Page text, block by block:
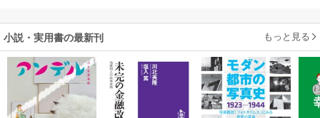
二度目は串刺し回
避します！～
小説・実用書の最新刊 もっと見る